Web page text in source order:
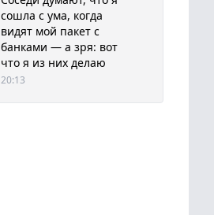
сошла с ума, когда
видят мой пакет с
банками — а зря: вот
что я из них делаю
20:13